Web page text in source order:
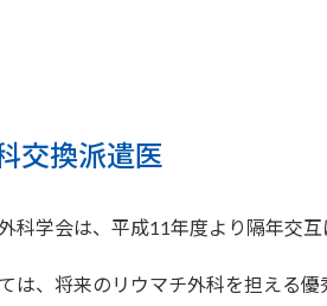
交換派遣医
科学会は、平成11年度より隔年交
は、将来のリウマチ外科を担える